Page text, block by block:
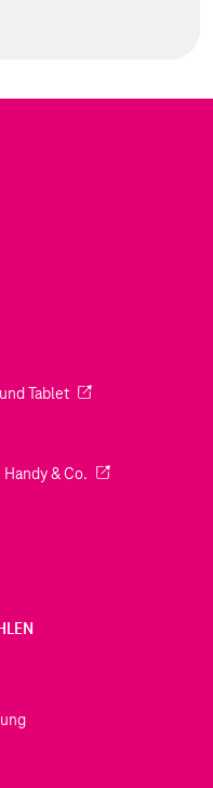
neuen Tab geöffnet)
Tab geöffnet)
Tablet(Wird in einem
Tab geöffnet)
& Co. (Wird in einem